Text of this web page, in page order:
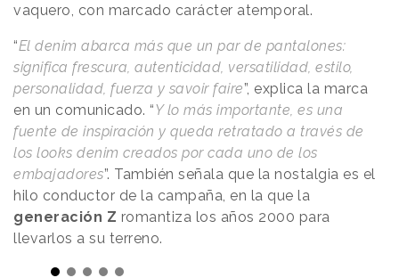
vaquero, con marcado carácter atemporal.
“El denim abarca más que un par de pantalones:
significa frescura, autenticidad, versatilidad, estilo,
personalidad, fuerza y savoir faire”, explica la marca
en un comunicado. “Y lo más importante, es una
fuente de inspiración y queda retratado a través de
los looks denim creados por cada uno de los
embajadores”. También señala que la nostalgia es el
hilo conductor de la campaña, en la que la
generación Z romantiza los años 2000 para
llevarlos a su terreno.